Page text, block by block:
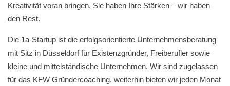
Kreativität voran bringen. Sie haben Ihre Stärken – wir haben
den Rest.
Die 1a-Startup ist die erfolgsorientierte Unternehmensberatung
mit Sitz in Düsseldorf für Existenzgründer, Freiberufler sowie
kleine und mittelständische Unternehmen. Wir sind zugelassen
für das KFW Gründercoaching, weiterhin bieten wir jeden Monat